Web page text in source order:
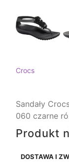
Crocs
Sandały
060 czarne
Produkt
DOSTAWA I